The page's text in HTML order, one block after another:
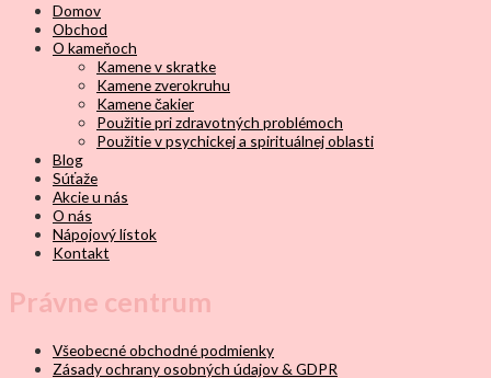
Domov
Obchod
O kameňoch
Kamene v skratke
Kamene zverokruhu
Kamene čakier
Použitie pri zdravotných problémoch
Použitie v psychickej a spirituálnej oblasti
Blog
Súťaže
Akcie u nás
O nás
Nápojový lístok
Kontakt
Právne centrum
Všeobecné obchodné podmienky
Zásady ochrany osobných údajov & GDPR